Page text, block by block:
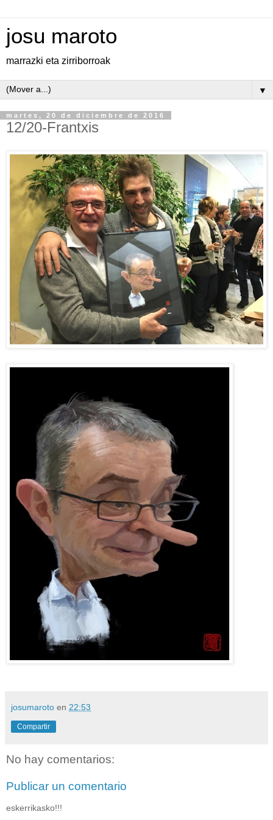
josu maroto
marrazki eta zirriborroak
▼
martes, 20 de diciembre de 2016
12/20-Frantxis
josumaroto en 22:53
Compartir
No hay comentarios:
Publicar un comentario
eskerrikasko!!!